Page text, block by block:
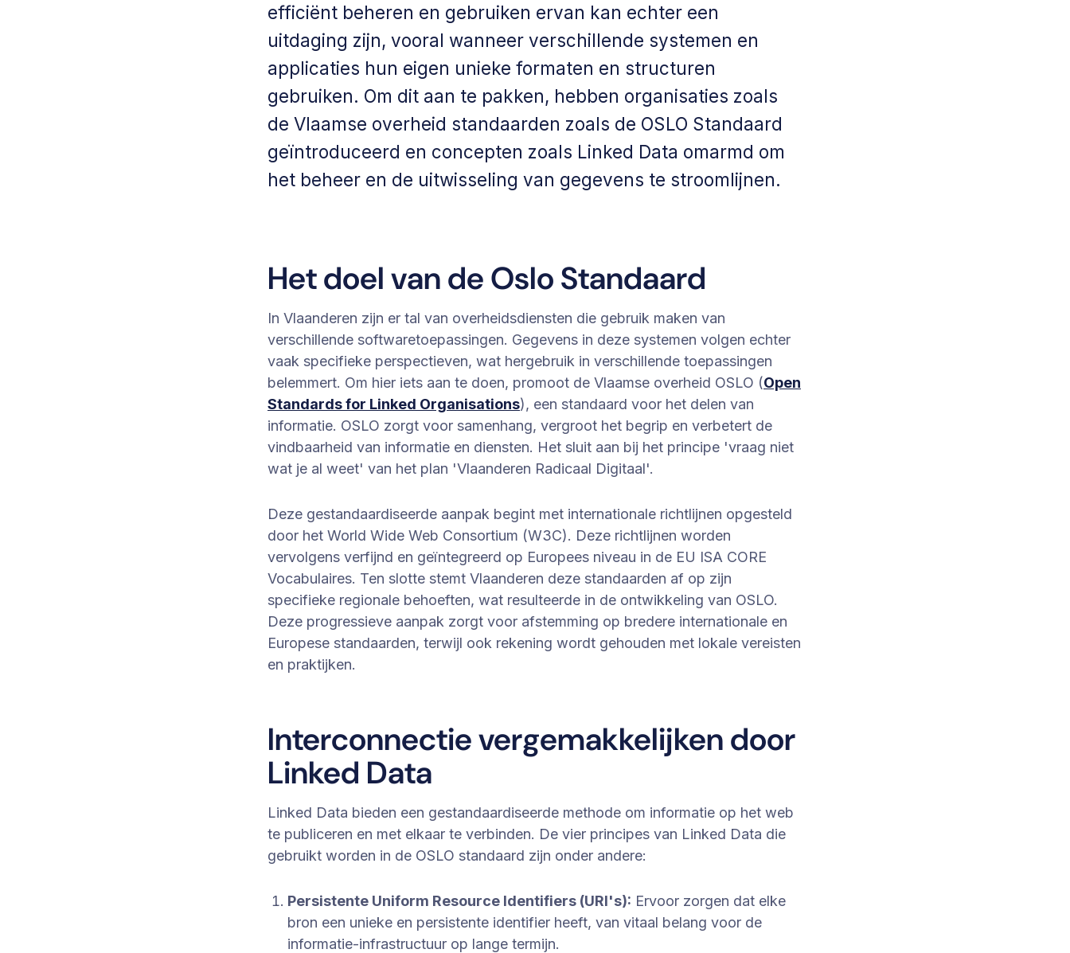
efficiënt beheren en gebruiken ervan kan echter een
uitdaging zijn, vooral wanneer verschillende systemen en
applicaties hun eigen unieke formaten en structuren
gebruiken. Om dit aan te pakken, hebben organisaties zoals
de Vlaamse overheid standaarden zoals de OSLO Standaard
geïntroduceerd en concepten zoals Linked Data omarmd om
het beheer en de uitwisseling van gegevens te stroomlijnen.
Het doel van de Oslo Standaard
In Vlaanderen zijn er tal van overheidsdiensten die gebruik maken van
verschillende softwaretoepassingen. Gegevens in deze systemen volgen echter
vaak specifieke perspectieven, wat hergebruik in verschillende toepassingen
belemmert. Om hier iets aan te doen, promoot de Vlaamse overheid OSLO (Open
Standards for Linked Organisations), een standaard voor het delen van
informatie. OSLO zorgt voor samenhang, vergroot het begrip en verbetert de
vindbaarheid van informatie en diensten. Het sluit aan bij het principe 'vraag niet
wat je al weet' van het plan 'Vlaanderen Radicaal Digitaal'.
Deze gestandaardiseerde aanpak begint met internationale richtlijnen opgesteld
door het World Wide Web Consortium (W3C). Deze richtlijnen worden
vervolgens verfijnd en geïntegreerd op Europees niveau in de EU ISA CORE
Vocabulaires. Ten slotte stemt Vlaanderen deze standaarden af op zijn
specifieke regionale behoeften, wat resulteerde in de ontwikkeling van OSLO.
Deze progressieve aanpak zorgt voor afstemming op bredere internationale en
Europese standaarden, terwijl ook rekening wordt gehouden met lokale vereisten
en praktijken.
Interconnectie vergemakkelijken door
Linked Data
Linked Data bieden een gestandaardiseerde methode om informatie op het web
te publiceren en met elkaar te verbinden. De vier principes van Linked Data die
gebruikt worden in de OSLO standaard zijn onder andere:
Persistente Uniform Resource Identifiers (URI's): Ervoor zorgen dat elke
bron een unieke en persistente identifier heeft, van vitaal belang voor de
informatie-infrastructuur op lange termijn.